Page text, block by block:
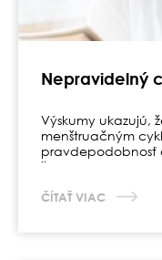
Nepravidelný
Výskumy ukazujú,
menštruačným
pravdepodobnosť
ženami, ktoré majú
ČÍTAŤ VIAC